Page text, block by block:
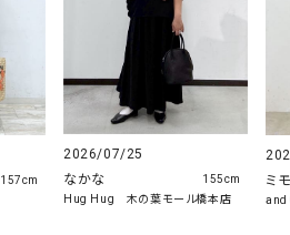
157cm
2026/07/25
なかな
Hug Hug 木の葉モール橋本店
155cm
ミモ
and